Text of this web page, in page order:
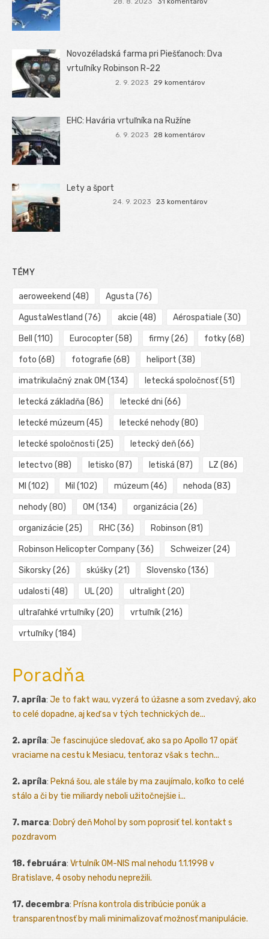
Novozéladská farma pri Piešťanoch: Dva
vrtuľníky Robinson R-22
2. 9. 2023 29 komentárov
EHC: Havária vrtuľníka na Ružíne
6. 9. 2023 28 komentárov
Lety a šport
24. 9. 2023 23 komentárov
TÉMY
aeroweekend (48) Agusta (76)
AgustaWestland (76) akcie (48) Aérospatiale (30)
Bell (110) Eurocopter(58) firmy(26) fotky(68)
foto (68) fotografie (68) heliport (38)
imatrikulačný znak OM (134) letecká spoločnosť(51)
letecká základňa (86) letecké dni (66)
letecké múzeum (45) letecké nehody(80)
letecké spoločnosti (25) letecký deň(66)
letectvo (88) letisko (87) letiská (87) LZ (86)
MI (102) Mil (102) múzeum (46) nehoda (83)
nehody(80) OM (134) organizácia (26)
organizácie (25) RHC(36) Robinson (81)
Robinson Helicopter Company(36) Schweizer(24)
Sikorsky(26) skúšky(21) Slovensko (136)
udalosti (48) UL(20) ultralight (20)
ultraľahké vrtuľníky(20) vrtuľník(216)
vrtuľníky(184)
Poradňa
7. apríla: Je to fakt wau, vyzerá to úžasne a som zvedavý, ako
to celé dopadne, aj keď sa v tých technických de...
2. apríla: Je fascinujúce sledovať, ako sa po Apollo 17 opäť
vraciame na cestu k Mesiacu, tentoraz však s techn...
2. apríla: Pekná šou, ale stále by ma zaujímalo, koľko to celé
stálo a či by tie miliardy neboli užitočnejšie i...
7. marca: Dobrý deň Mohol by som poprosiť tel. kontakt s
pozdravom
18. februára: Vrtulník OM-NIS mal nehodu 1.1.1998 v
Bratislave, 4 osoby nehodu neprežili.
17. decembra: Prísna kontrola distribúcie ponúk a
transparentnosť by mali minimalizovať možnosť manipulácie.